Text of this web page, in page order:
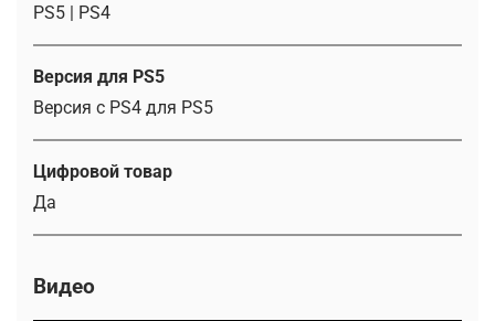
PS5 | PS4
Версия для PS5
Версия с PS4 для PS5
Цифровой товар
Да
Видео